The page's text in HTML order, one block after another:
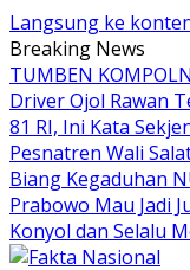
Langsung ke
Breaking News
TUMBEN
Driver Ojol Rawan
81 RI, Ini Kata
Pesnatren Wali
Biang Kegaduhan
Prabowo Mau Jadi
Konyol dan Selalu